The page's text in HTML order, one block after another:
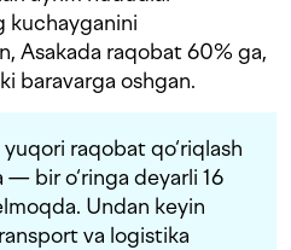
kuchayganini
Asakada raqobat 60% ga,
baravarga oshgan.
raqobat qo‘riqlash
bir o‘ringa deyarli 16
Undan keyin
va logistika